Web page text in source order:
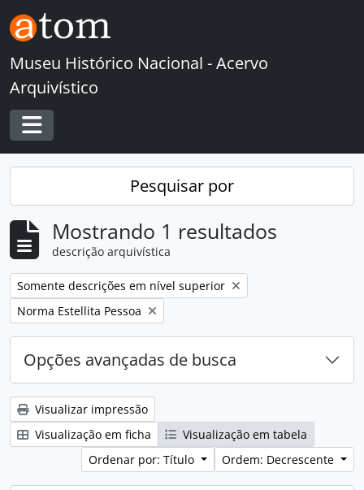
Skip to main content
Museu Histórico Nacional - Acervo
Arquivístico
Toggle navigation
Pesquisar por
Mostrando 1 resultados
descrição arquivística
Remover filtro:
Somente descrições em nível superior
Remover filtro:
Norma Estellita Pessoa
Opções avançadas de busca
Visualizar impressão
Visualização em ficha
Visualização em tabela
Ordenar por: Título
Ordem: Decrescente